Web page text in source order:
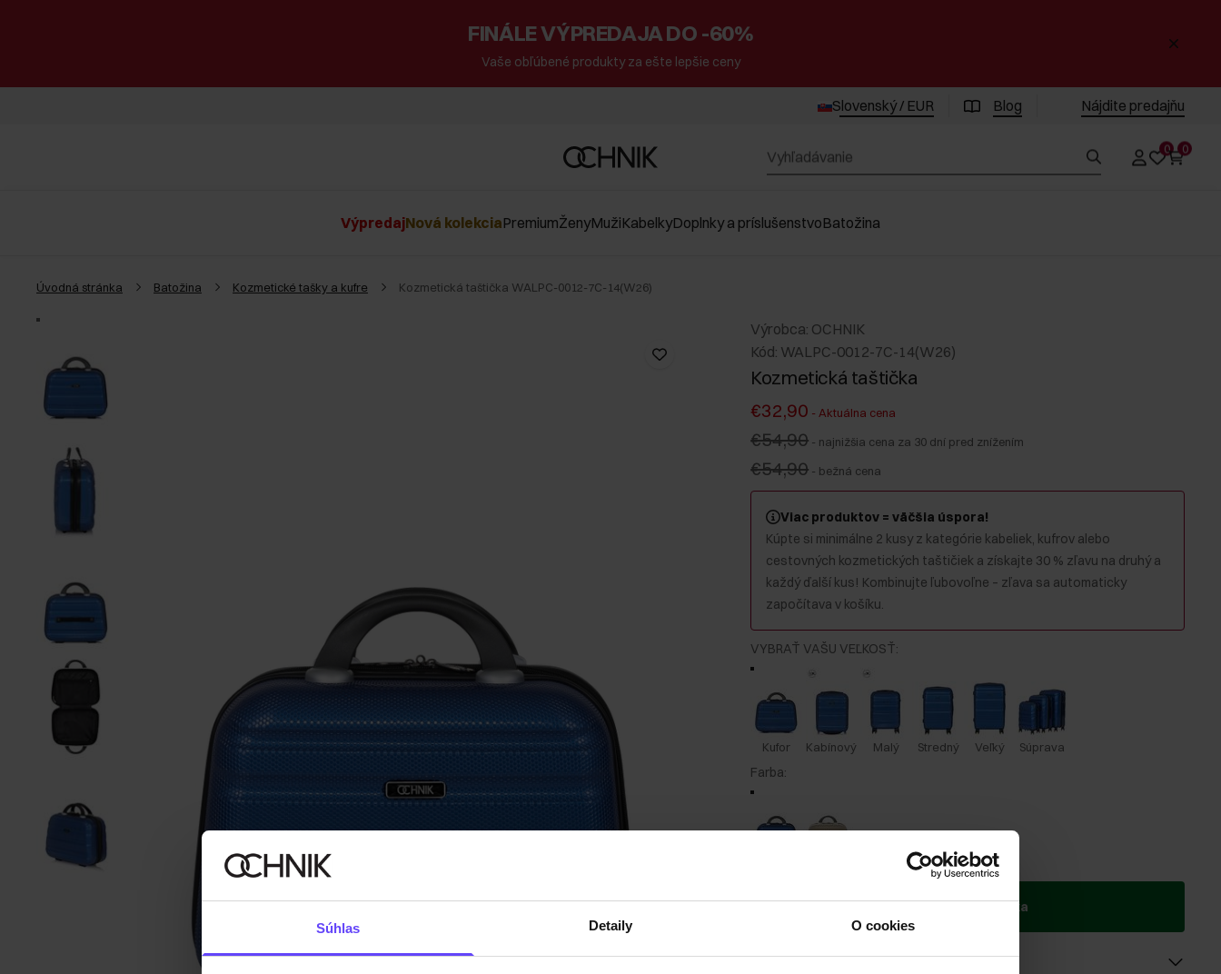
Súhlas Detaily O cookies
FINÁLE VÝPREDAJA DO -60%
Vaše obľúbené produkty za ešte lepšie ceny
Slovenský / EUR Blog Nájdite predajňu
0 0
VýpredajNová kolekciaPremiumŽenyMužiKabelkyDoplnky a príslušenstvoBatožina
Úvodná stránka Batožina Kozmetické tašky a kufre Kozmetická taštička WALPC-0012-7C-14(W26)
Výrobca: OCHNIK
Kód: WALPC-0012-7C-14(W26)
Kozmetická taštička
€32,90 - Aktuálna cena
€54,90 - najnižšia cena za 30 dní pred znížením
€54,90 - bežná cena
Viac produktov = väčšia úspora!
Kúpte si minimálne 2 kusy z kategórie kabeliek, kufrov alebo
cestovných kozmetických taštičiek a získajte 30 % zľavu na druhý a
každý ďalší kus! Kombinujte ľubovoľne – zľava sa automaticky
započítava v košíku.
VYBRAŤ VAŠU VEĽKOSŤ:
Kufor Kabínový Malý Stredný Veľký Súprava
Farba:
Odoslanie do 2 pracovných dní
Pridať do košíka
Popis produktu